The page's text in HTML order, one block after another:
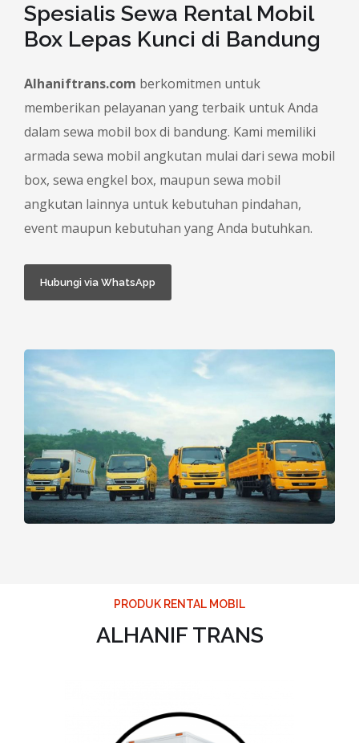
Spesialis Sewa Rental Mobil
Box Lepas Kunci di Bandung
Alhaniftrans.com berkomitmen untuk
memberikan pelayanan yang terbaik untuk Anda
dalam sewa mobil box di bandung. Kami memiliki
armada sewa mobil angkutan mulai dari sewa mobil
box, sewa engkel box, maupun sewa mobil
angkutan lainnya untuk kebutuhan pindahan,
event maupun kebutuhan yang Anda butuhkan.
Hubungi via WhatsApp
PRODUK RENTAL MOBIL
ALHANIF TRANS